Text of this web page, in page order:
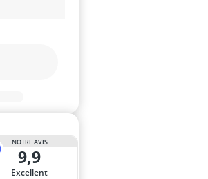
NOTRE AVIS
9,9
Excellent